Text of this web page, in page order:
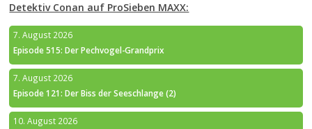
Detektiv Conan auf ProSieben MAXX:
7. August 2026
Episode 515: Der Pechvogel-Grandprix
7. August 2026
Episode 121: Der Biss der Seeschlange (2)
10. August 2026